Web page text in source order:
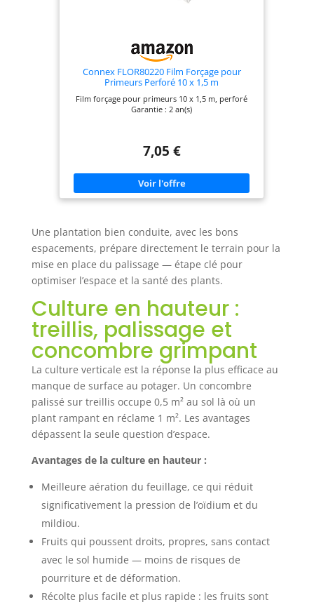
Connex FLOR80220 Film Forçage pour
Primeurs Perforé 10 x 1,5 m
Film forçage pour primeurs 10 x 1,5 m, perforé
Garantie : 2 an(s)
7,05 €
Une plantation bien conduite, avec les bons
espacements, prépare directement le terrain pour la
mise en place du palissage — étape clé pour
optimiser l’espace et la santé des plants.
Culture en hauteur :
treillis, palissage et
concombre grimpant
La culture verticale est la réponse la plus efficace au
manque de surface au potager. Un concombre
palissé sur treillis occupe 0,5 m² au sol là où un
plant rampant en réclame 1 m². Les avantages
dépassent la seule question d’espace.
Avantages de la culture en hauteur :
Meilleure aération du feuillage, ce qui réduit
significativement la pression de l’oïdium et du
mildiou.
Fruits qui poussent droits, propres, sans contact
avec le sol humide — moins de risques de
pourriture et de déformation.
Récolte plus facile et plus rapide : les fruits sont